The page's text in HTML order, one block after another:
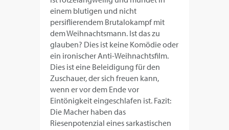
einem blutigen und nicht
persiflierendem Brutalokampf mit
dem Weihnachtsmann. Ist das zu
glauben? Dies ist keine Komödie oder
ein ironischer Anti-Weihnachtsfilm.
Dies ist eine Beleidigung für den
Zuschauer, der sich freuen kann,
wenn er vor dem Ende vor
Eintönigkeit eingeschlafen ist. Fazit:
Die Macher haben das
Riesenpotenzial eines sarkastischen